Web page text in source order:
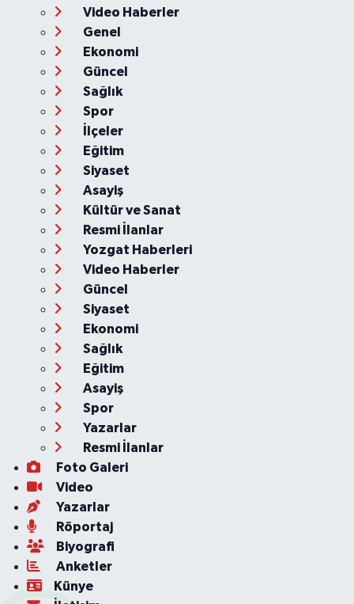
Video Haberler
Genel
Ekonomi
Güncel
Sağlık
Spor
İlçeler
Eğitim
Siyaset
Asayiş
Kültür ve Sanat
Resmi İlanlar
Yozgat Haberleri
Video Haberler
Güncel
Siyaset
Ekonomi
Sağlık
Eğitim
Asayiş
Spor
Yazarlar
Resmi İlanlar
Foto Galeri
Video
Yazarlar
Röportaj
Biyografi
Anketler
Künye